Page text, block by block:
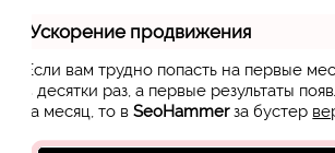
Ускорение продвижения
Если вам трудно попасть на первые
в десятки раз, а первые результаты
за месяц, то вSeoHammerза бустер